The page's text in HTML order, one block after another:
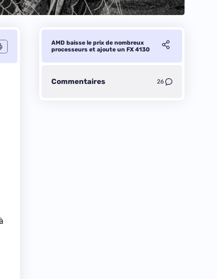
AMD baisse le prix de nombreux
processeurs et ajoute un FX 4130
Commentaires 26